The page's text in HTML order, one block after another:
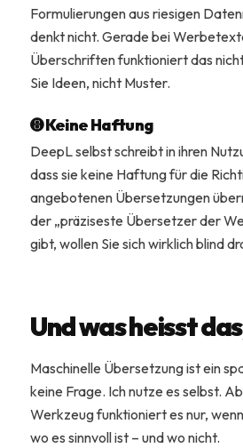
Formulierungen aus riesigen
denkt nicht. Gerade bei
Überschriften funktioniert das
Sie Ideen, nicht Muster.
➑ Keine Haftung
DeepL selbst schreibt in ihren
dass sie keine Haftung für die
angebotenen Übersetzungen
der „präziseste Übersetzer der
gibt, wollen Sie sich wirklich blind
Und was heisst
Maschinelle Übersetzung ist ein
keine Frage. Ich nutze es selbst.
Werkzeug funktioniert es nur,
wo es sinnvoll ist – und wo nicht.